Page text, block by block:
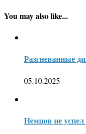
You may also like...
Разгневанные
05.10.2025
Немцов не